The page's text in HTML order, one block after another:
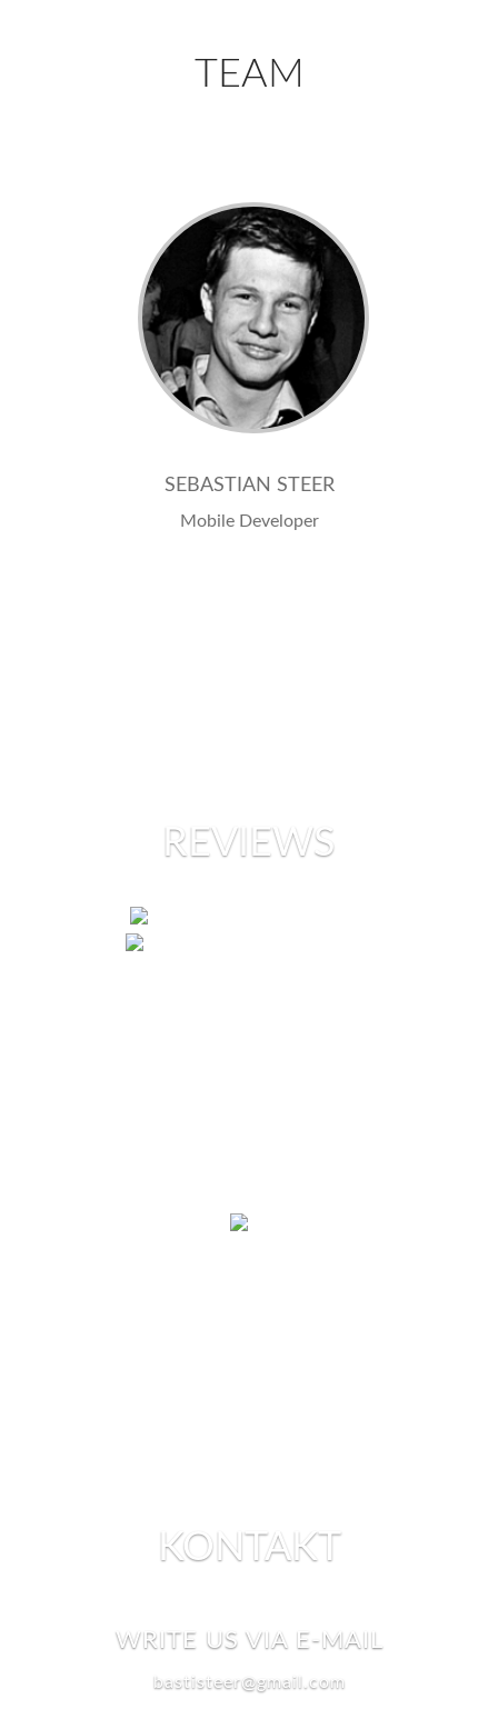
TEAM
SEBASTIAN STEER
Mobile Developer
REVIEWS
KONTAKT
WRITE US VIA E-MAIL
bastisteer@gmail.com